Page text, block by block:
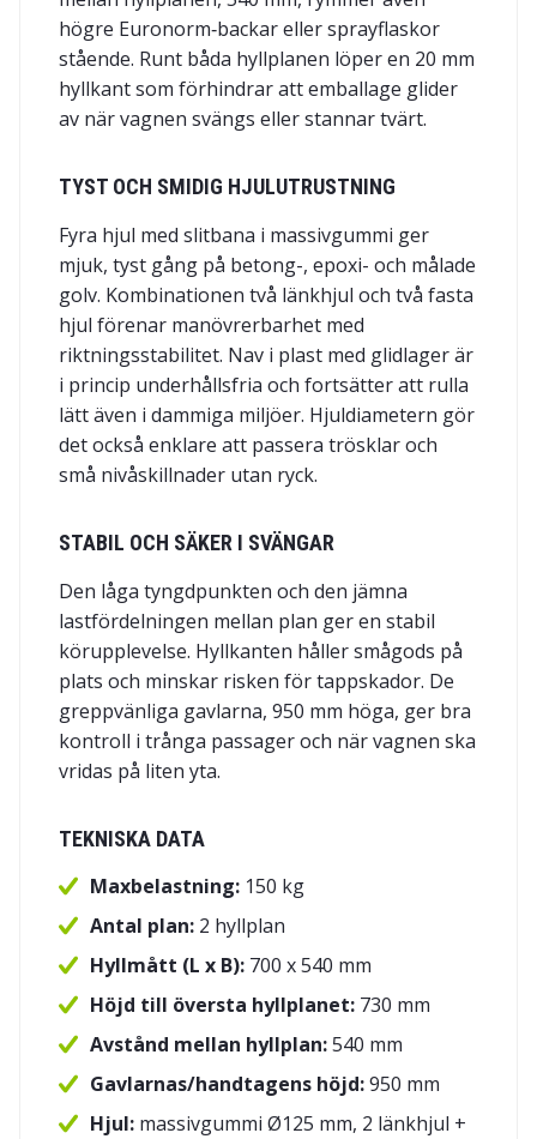
högre Euronorm‑backar eller sprayflaskor
stående. Runt båda hyllplanen löper en 20 mm
hyllkant som förhindrar att emballage glider
av när vagnen svängs eller stannar tvärt.
TYST OCH SMIDIG HJULUTRUSTNING
Fyra hjul med slitbana i massivgummi ger
mjuk, tyst gång på betong-, epoxi- och målade
golv. Kombinationen två länkhjul och två fasta
hjul förenar manövrerbarhet med
riktningsstabilitet. Nav i plast med glidlager är
i princip underhållsfria och fortsätter att rulla
lätt även i dammiga miljöer. Hjuldiametern gör
det också enklare att passera trösklar och
små nivåskillnader utan ryck.
STABIL OCH SÄKER I SVÄNGAR
Den låga tyngdpunkten och den jämna
lastfördelningen mellan plan ger en stabil
körupplevelse. Hyllkanten håller smågods på
plats och minskar risken för tappskador. De
greppvänliga gavlarna, 950 mm höga, ger bra
kontroll i trånga passager och när vagnen ska
vridas på liten yta.
TEKNISKA DATA
Maxbelastning:150 kg
Antal plan:2 hyllplan
Hyllmått (L x B):700 x 540 mm
Höjd till översta hyllplanet:730 mm
Avstånd mellan hyllplan:540 mm
Gavlarnas/handtagens höjd:950 mm
Hjul:massivgummi Ø125 mm, 2 länkhjul +